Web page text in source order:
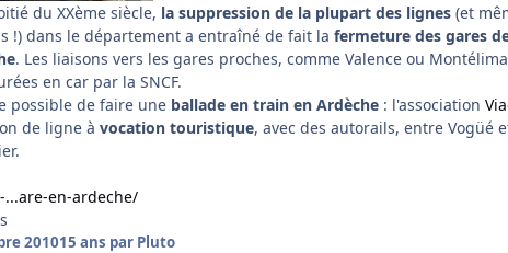
du XXème siècle, la suppression de la plupart des lignes (et
!) dans le département a entraîné de fait la fermeture des gares
. Les liaisons vers les gares proches, comme Valence ou
en car par la SNCF.
possible de faire une ballade en train en Ardèche : l'association
de ligne à vocation touristique, avec des autorails, entre Vogüé
en-ardeche/
201015 ans par Pluto